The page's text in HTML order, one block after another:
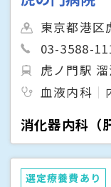
東京都港区
03-3588-
虎ノ門駅
血液内科
消化器内科（
選定療養費あり